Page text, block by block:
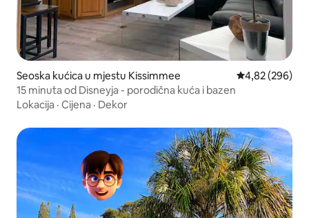
Seoska kućica u mjestu Kissimmee Prosječna
4,82 (296)
15 minuta od Disneyja - porodična kuća i bazen
Lokacija · Cijena · Dekor